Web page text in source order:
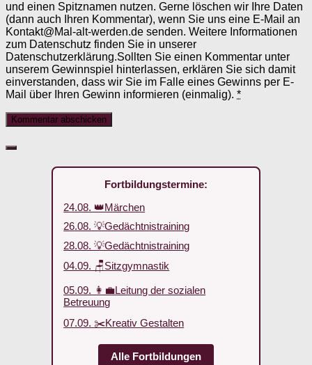
und einen Spitznamen nutzen. Gerne löschen wir Ihre Daten
(dann auch Ihren Kommentar), wenn Sie uns eine E-Mail an
Kontakt@Mal-alt-werden.de senden. Weitere Informationen
zum Datenschutz finden Sie in unserer
Datenschutzerklärung.Sollten Sie einen Kommentar unter
unserem Gewinnspiel hinterlassen, erklären Sie sich damit
einverstanden, dass wir Sie im Falle eines Gewinns per E-
Mail über Ihren Gewinn informieren (einmalig). *
Fortbildungstermine:
24.08. 👑Märchen
26.08. 💡Gedächtnistraining
28.08. 💡Gedächtnistraining
04.09. 🪑Sitzgymnastik
05.09. 👩‍💼Leitung der sozialen
Betreuung
07.09. ✂️Kreativ Gestalten
Alle Fortbildungen